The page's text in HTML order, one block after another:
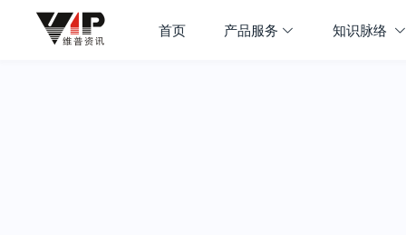
首页 产品服务 知识脉络